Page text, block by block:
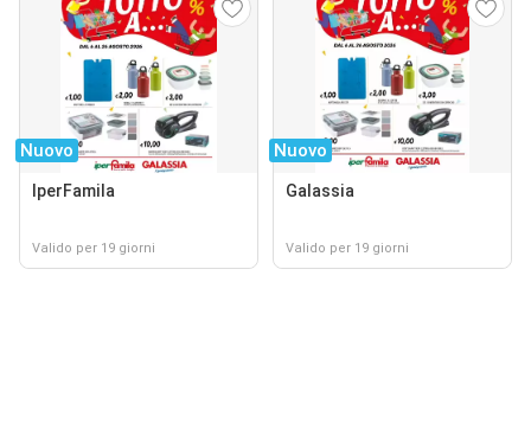
Nuovo
IperFamila
Valido per 19 giorni
Nuovo
Galassia
Valido per 19 giorni